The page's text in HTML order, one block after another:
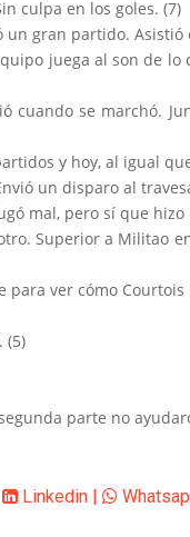
culpa en los goles. (7)
gran partido.
juega al son de
se marchó.
y hoy, al igual
un disparo al
mal, pero sí que
Superior a Militao
ver cómo
(5)
parte no
Linkedin |